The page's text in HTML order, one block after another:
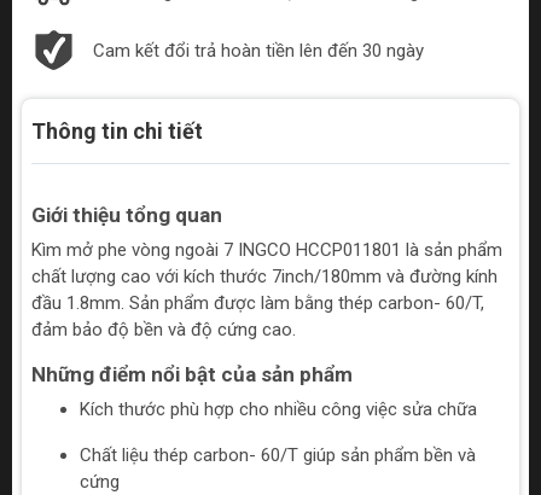
Cam kết đổi trả hoàn tiền lên đến 30 ngày
Thông tin chi tiết
Giới thiệu tổng quan
Kìm mở phe vòng ngoài 7 INGCO HCCP011801 là sản phẩm
chất lượng cao với kích thước 7inch/180mm và đường kính
đầu 1.8mm. Sản phẩm được làm bằng thép carbon- 60/T,
đảm bảo độ bền và độ cứng cao.
Những điểm nổi bật của sản phẩm
Kích thước phù hợp cho nhiều công việc sửa chữa
Chất liệu thép carbon- 60/T giúp sản phẩm bền và
cứng